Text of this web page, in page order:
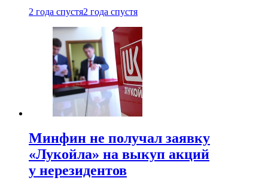
2 года спустя2 года спустя
Минфин не получал заявку
«Лукойла» на выкуп акций
у нерезидентов